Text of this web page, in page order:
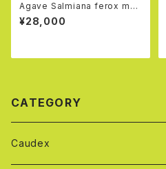
Agave Salmiana ferox me
dio picta (M)
¥28,000
CATEGORY
Caudex